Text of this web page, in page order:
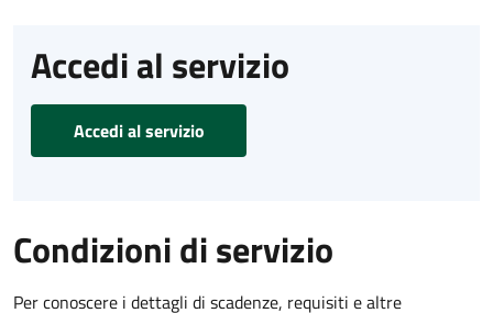
Accedi al servizio
Accedi al servizio
Condizioni di servizio
Per conoscere i dettagli di scadenze, requisiti e altre